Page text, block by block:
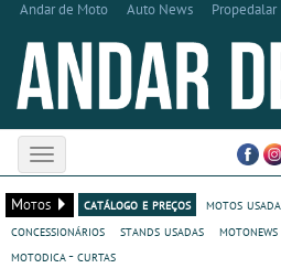
Andar de Moto Auto News Propedalar
Toggle
navigation
Motos
catálogo e preços motos
concessionários
stands usadas motonews
motodica - curtas